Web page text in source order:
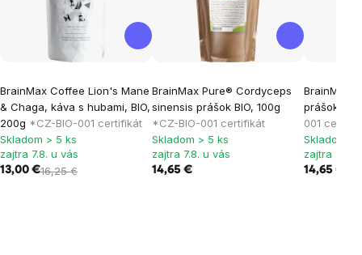
BrainMax Coffee Lion's Mane
& Chaga, káva s hubami, BIO,
200g *CZ-BIO-001 certifikát
Skladom > 5 ks
zajtra 7.8. u vás
13,00 €16,25 €
BrainMax Pure® Cordyceps
sinensis prášok BIO, 100g
*CZ-BIO-001 certifikát
Skladom > 5 ks
zajtra 7.8. u vás
14,65 €
BrainMax
prášok,
001
Skladom >
zajtra 7.8.
14,65 €